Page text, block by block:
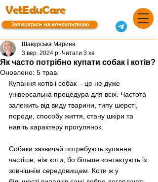
VetEduCare
Записатись на консультацію
Як часто потрібно купати собак і котів?
Шавурська Марина
3 вер. 2024 р. Читати 3 хв
Оновлено: 5 трав.
Купання котів і собак – це не дуже
універсальна процедура для всіх. Частота
залежить від виду тварини, типу шерсті,
породи, способу життя, стану шкіри та
навіть характеру прогулянок.
Собаки зазвичай потребують купання
частіше, ніж коти, бо більше контактують із
зовнішнім середовищем. Коти ж у